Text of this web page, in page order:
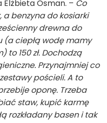
Osman. – Co
a benzyna do kosiarki
drewna do
ciepłą wodę mamy
150 zł. Dochodzą
Przynajmniej co
pościeli. A to
oponę. Trzeba
staw, kupić karmę
rozkładany basen i tak